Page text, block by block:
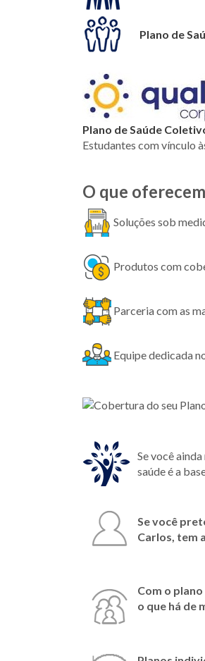
Plano de
Plano de Saúde
Estudantes com vínculo
O que
Soluções sob
Produtos com
Parceria com as
Equipe dedicada
Se você
saúde é a
Se você
Carlos, tem
Com o
o que há de